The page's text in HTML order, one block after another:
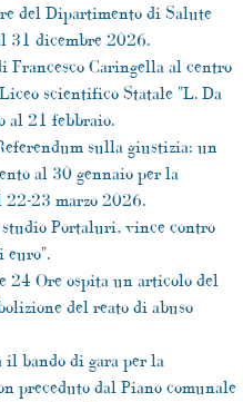
del Dipartimento di Salute
31 dicembre 2026.
Francesco Caringella al centro
scientifico Statale "L. Da
al 21 febbraio.
sulla giustizia: un
al 30 gennaio per la
22-23 marzo 2026.
Portaluri, vince contro
euro".
24 Ore ospita un articolo del
del reato di abuso
bando di gara per la
preceduto dal Piano comunale